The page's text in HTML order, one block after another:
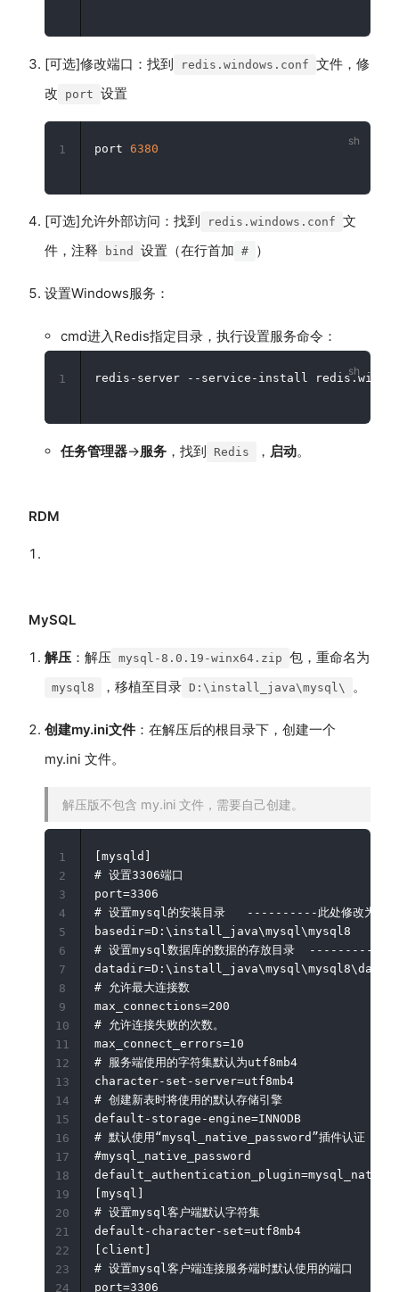
[可选]修改端口：找到 redis.windows.conf 文件，修
改
port 设置
port 6380
1
[可选]允许外部访问：找到 redis.windows.conf 文
件，注释
bind 设置（在行首加 # ）
设置Windows服务：
cmd进入Redis指定目录，执行设置服务命令：
redis-server --service-install
1
任务管理器→服务 ，找到 Redis ， 启动。
RDM
MySQL
解压 ：解压 mysql-8.0.19-winx64.zip 包，重命名为
mysql8 ，移植至目录 D:\install_java\mysql\ 。
创建my.ini文件：在解压后的根目录下，创建一个
my.ini 文件。
解压版不包含 my.ini 文件，需要自己创建。
[mysqld]
# 设置3306端口
port=3306
# 设置mysql的安装目录   ----------此处修改为
basedir=D:\install_java\mysql\mysql8
# 设置mysql数据库的数据的存放目录  ---------此处
datadir=D:\install_java\mysql\mysql8\data
# 允许最大连接数
max_connections=200
# 允许连接失败的次数。
max_connect_errors=10
# 服务端使用的字符集默认为utf8mb4
character-set-server=utf8mb4
# 创建新表时将使用的默认存储引擎
default-storage-engine=INNODB
# 默认使用“mysql_native_password”插件认证
#mysql_native_password
[mysql]
# 设置mysql客户端默认字符集
default-character-set=utf8mb4
[client]
# 设置mysql客户端连接服务端时默认使用的端口
port=3306
1
2
3
4
5
6
7
8
9
10
11
12
13
14
15
16
17
18
19
20
21
22
23
24